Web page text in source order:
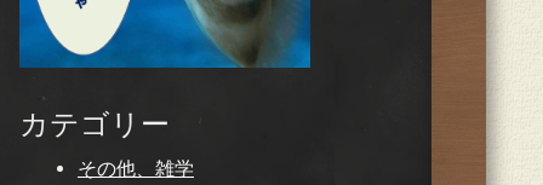
カテゴリー
その他、雑学